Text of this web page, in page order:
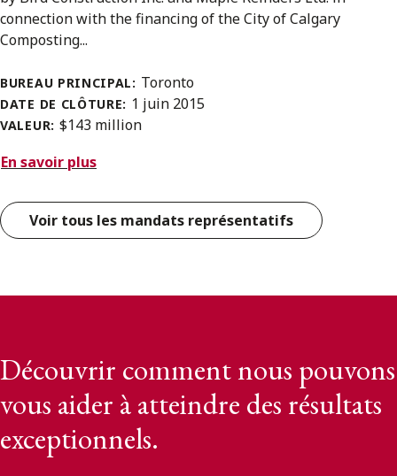
connection with the financing of the City of Calgary
Composting...
BUREAU PRINCIPAL: Toronto
DATE DE CLÔTURE: 1 juin 2015
VALEUR: $143 million
En savoir plus
Voir tous les mandats représentatifs
Découvrir comment nous pouvons
vous aider à atteindre des résultats
exceptionnels.